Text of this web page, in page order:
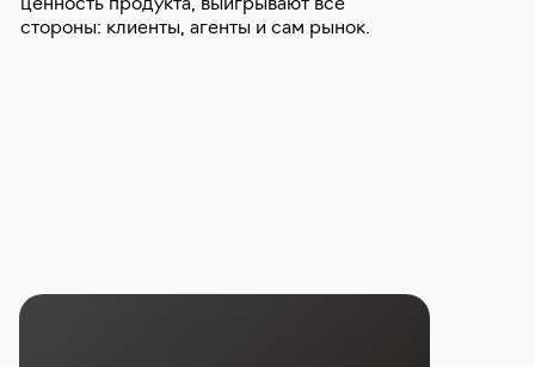
ценность продукта, выигрывают все
стороны: клиенты, агенты и сам рынок.